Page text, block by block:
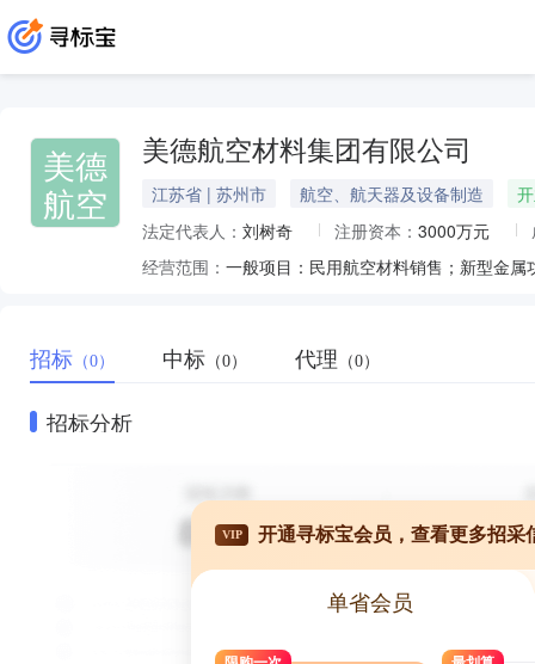
美德
航空
美德航空材料集团有限公司
江苏省 | 苏州市 航空、航天器及设备制造
法定代表人： 刘树奇 注册资本： 3000万元
经营范围：
招标 （0） 中标 （0） 代理 （0）
招标分析
VIP 开通寻标宝会员，查看更多招采
单省会员